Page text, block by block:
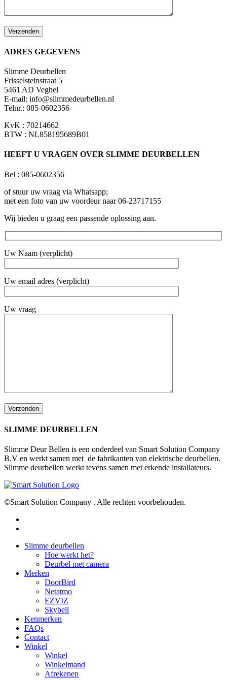
ADRES GEGEVENS
Slimme Deurbellen
Frisselsteinstraat 5
5461 AD Veghel
E-mail: info@slimmedeurbellen.nl
Telnr.: 085-0602356
KvK : 70214662
BTW : NL858195689B01
HEEFT U VRAGEN OVER SLIMME DEURBELLEN
Bel : 085-0602356
of stuur uw vraag via Whatsapp;
met een foto van uw voordeur naar 06-23717155
Wij bieden u graag een passende oplossing aan.
Uw Naam (verplicht)
Uw email adres (verplicht)
Uw vraag
SLIMME DEURBELLEN
Slimme Deur Bellen is een onderdeel van Smart Solution Company
B.V en werkt samen met de fabrikanten van elektrische deurbellen.
Slimme deurbellen werkt tevens samen met erkende installateurs.
©Smart Solution Company . Alle rechten voorbehouden.
Close
Slimme deurbellen
Hoe werkt het?
Deurbel met camera
Merken
DoorBird
Netatmo
EZVIZ
Skybell
Kenmerken
FAQs
Contact
Winkel
Winkel
Winkelmand
Afrekenen